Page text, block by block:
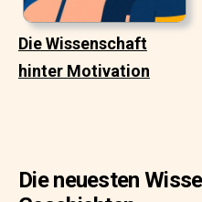
Die Wissenschaft
hinter Motivation
Die neuesten